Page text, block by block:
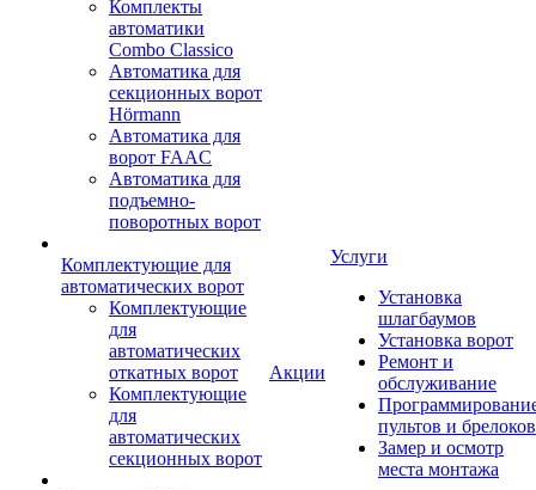
Комплекты
автоматики
Combo Classico
Автоматика для
секционных ворот
Hörmann
Автоматика для
ворот FAAC
Автоматика для
подъемно-
поворотных ворот
Комплектующие для
автоматических ворот
Комплектующие
для
автоматических
откатных ворот
Комплектующие
для
автоматических
секционных ворот
Акции
Услуги
Установка
шлагбаумов
Установка ворот
Ремонт и
обслуживание
пультов и брелоков
Замер и осмотр
места монтажа